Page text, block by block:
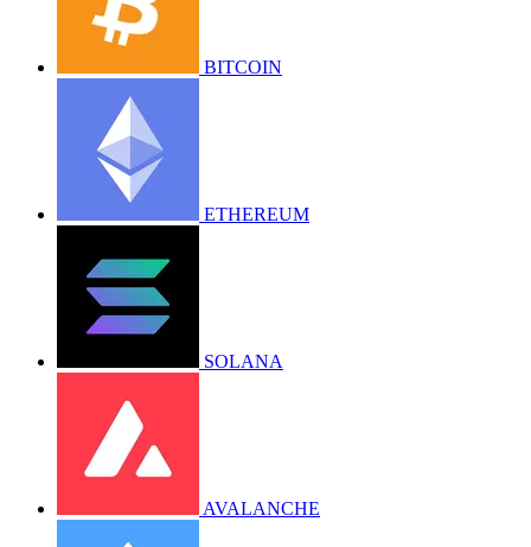
BITCOIN
ETHEREUM
SOLANA
AVALANCHE